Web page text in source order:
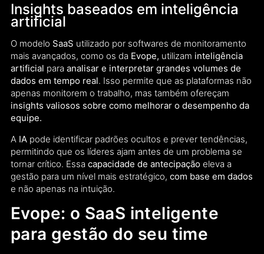
Insights baseados em inteligência
artificial
O modelo SaaS utilizado por softwares de monitoramento
mais avançados, como os da Evope, utilizam inteligência
artificial para analisar e interpretar grandes volumes de
dados em tempo real. Isso permite que as plataformas não
apenas monitorem o trabalho, mas também ofereçam
insights valiosos sobre como melhorar o desempenho da
equipe.
A IA pode identificar padrões ocultos e prever tendências,
permitindo que os líderes ajam antes de um problema se
tornar crítico. Essa capacidade de antecipação eleva a
gestão para um nível mais estratégico, com base em dados
e não apenas na intuição.
Evope: o SaaS inteligente
para gestão do seu time